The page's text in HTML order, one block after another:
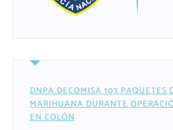
DNPA DECOMISA 103 PAQUETES
MARIHUANA DURANTE
EN COLÓN